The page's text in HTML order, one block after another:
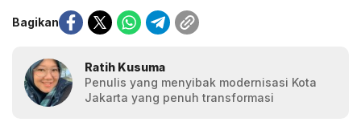
Bagikan
Ratih Kusuma
Penulis yang menyibak modernisasi Kota
Jakarta yang penuh transformasi